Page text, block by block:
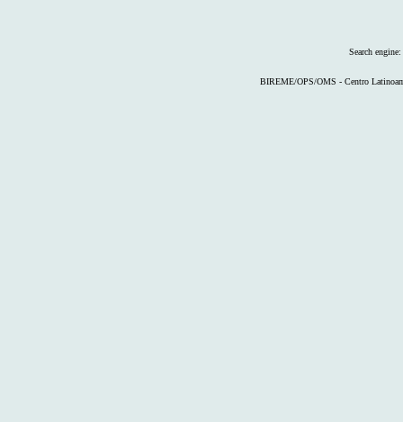
Search engine:
BIREME/OPS/OMS - Centro